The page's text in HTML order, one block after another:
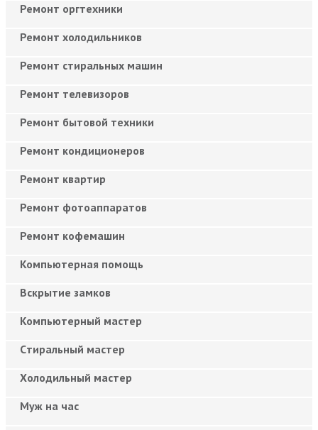
Ремонт оргтехники
Ремонт холодильников
Ремонт стиральных машин
Ремонт телевизоров
Ремонт бытовой техники
Ремонт кондиционеров
Ремонт квартир
Ремонт фотоаппаратов
Ремонт кофемашин
Компьютерная помощь
Вскрытие замков
Компьютерный мастер
Cтиральный мастер
Холодильный мастер
Муж на час